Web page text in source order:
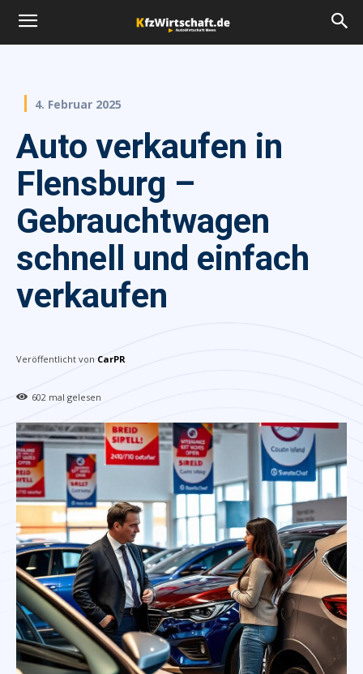
4. Februar 2025
Auto verkaufen in
Flensburg –
Gebrauchtwagen
schnell und einfach
verkaufen
Veröffentlicht von CarPR
602 mal gelesen